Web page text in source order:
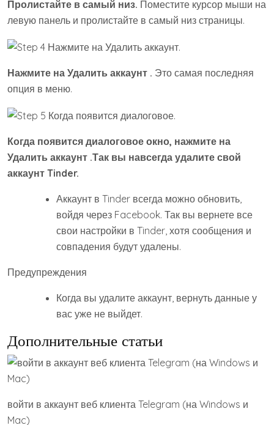
Пролистайте в самый низ. Поместите курсор мыши на
левую панель и пролистайте в самый низ страницы.
Нажмите на Удалить аккаунт . Это самая последняя
опция в меню.
Когда появится диалоговое окно, нажмите на
Удалить аккаунт .Так вы навсегда удалите свой
аккаунт Tinder.
Аккаунт в Tinder всегда можно обновить,
войдя через Facebook. Так вы вернете все
свои настройки в Tinder, хотя сообщения и
совпадения будут удалены.
Предупреждения
Когда вы удалите аккаунт, вернуть данные у
вас уже не выйдет.
Дополнительные статьи
войти в аккаунт веб клиента Telegram (на Windows и
Mac)